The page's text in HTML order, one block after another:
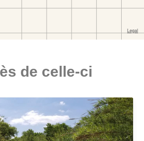
de celle-ci